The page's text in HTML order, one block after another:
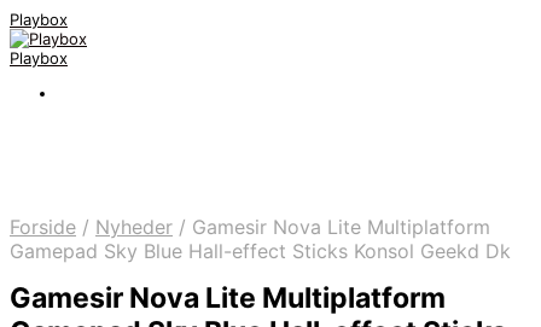
Playbox
Playbox
Forside / Nyheder / Gamesir Nova Lite Multiplatform
Gamepad Sky Blue Hall-effect Sticks Konsol Geekd Dk
Gamesir Nova Lite Multiplatform